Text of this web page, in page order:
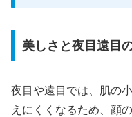
美しさと夜目遠目
夜目や遠目では、肌の
えにくくなるため、顔